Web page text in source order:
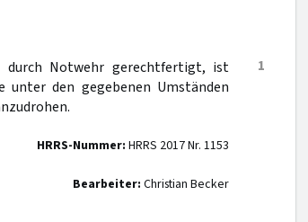
1
durch Notwehr gerechtfertigt, ist
den gegebenen Umständen
HRRS-Nummer: HRRS 2017 Nr. 1153
Bearbeiter: Christian Becker